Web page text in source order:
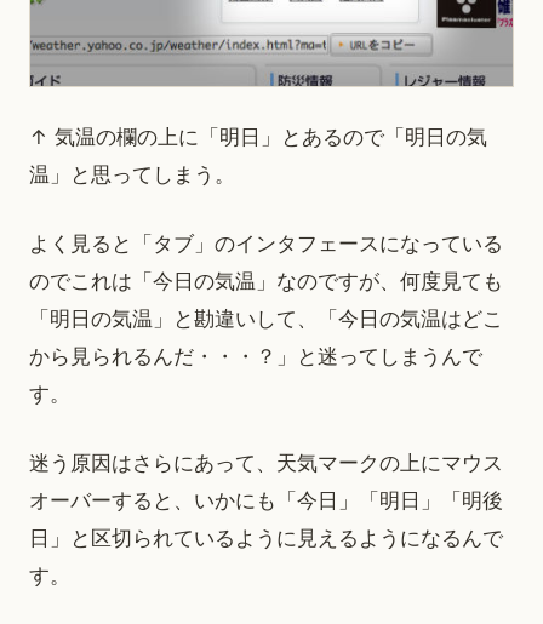
↑ 気温の欄の上に「明日」とあるので「明日の気
温」と思ってしまう。
よく見ると「タブ」のインタフェースになっている
のでこれは「今日の気温」なのですが、何度見ても
「明日の気温」と勘違いして、「今日の気温はどこ
から見られるんだ・・・？」と迷ってしまうんで
す。
迷う原因はさらにあって、天気マークの上にマウス
オーバーすると、いかにも「今日」「明日」「明後
日」と区切られているように見えるようになるんで
す。